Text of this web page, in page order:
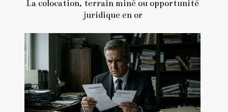
La colocation, terrain miné ou opportunité
juridique en or